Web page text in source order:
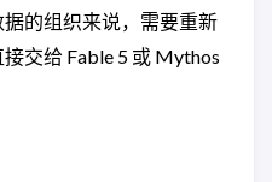
的组织来说，需要重新
交给 Fable 5 或 Mythos